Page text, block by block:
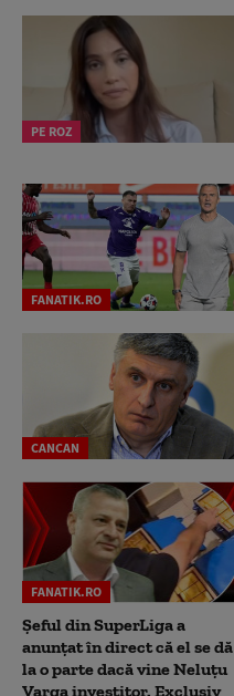
PE ROZ
FANATIK.RO
CANCAN
FANATIK.RO
Șeful din SuperLiga a
anunțat în direct că el se dă
la o parte dacă vine Neluțu
Varga investitor. Exclusiv